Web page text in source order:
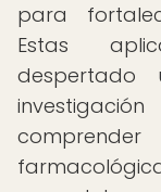
para
Estas